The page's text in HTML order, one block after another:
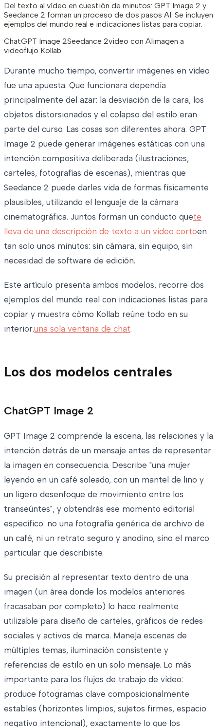
Del texto al vídeo en cuestión de minutos: GPT Image 2 y
Seedance 2 forman un proceso de dos pasos AI. Se incluyen
ejemplos del mundo real e indicaciones listas para copiar.
ChatGPT Image 2Seedance 2video con AIimagen a
videoflujo Kollab
Durante mucho tiempo, convertir imágenes en vídeo
fue una apuesta. Que funcionara dependía
principalmente del azar: la desviación de la cara, los
objetos distorsionados y el colapso del estilo eran
parte del curso. Las cosas son diferentes ahora. GPT
Image 2 puede generar imágenes estáticas con una
intención compositiva deliberada (ilustraciones,
carteles, fotografías de escenas), mientras que
Seedance 2 puede darles vida de formas físicamente
plausibles, utilizando el lenguaje de la cámara
cinematográfica. Juntos forman un conducto quete
lleva de una descripción de texto a un video cortoen
tan solo unos minutos: sin cámara, sin equipo, sin
necesidad de software de edición.
Este artículo presenta ambos modelos, recorre dos
ejemplos del mundo real con indicaciones listas para
copiar y muestra cómo Kollab reúne todo en su
interior.una sola ventana de chat.
Los dos modelos centrales
ChatGPT Image 2
GPT Image 2 comprende la escena, las relaciones y la
intención detrás de un mensaje antes de representar
la imagen en consecuencia. Describe "una mujer
leyendo en un café soleado, con un mantel de lino y
un ligero desenfoque de movimiento entre los
transeúntes", y obtendrás ese momento editorial
específico: no una fotografía genérica de archivo de
un café, ni un retrato seguro y anodino, sino el marco
particular que describiste.
Su precisión al representar texto dentro de una
imagen (un área donde los modelos anteriores
fracasaban por completo) lo hace realmente
utilizable para diseño de carteles, gráficos de redes
sociales y activos de marca. Maneja escenas de
múltiples temas, iluminación consistente y
referencias de estilo en un solo mensaje. Lo más
importante para los flujos de trabajo de vídeo:
produce fotogramas clave composicionalmente
estables (horizontes limpios, sujetos firmes, espacio
negativo intencional), exactamente lo que los